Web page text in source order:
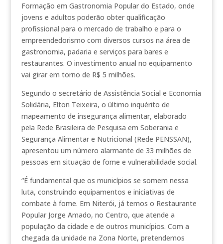
Formação em Gastronomia Popular do Estado, onde
jovens e adultos poderão obter qualificação
profissional para o mercado de trabalho e para o
empreendedorismo com diversos cursos na área de
gastronomia, padaria e serviços para bares e
restaurantes. O investimento anual no equipamento
vai girar em torno de R$ 5 milhões.
Segundo o secretário de Assistência Social e Economia
Solidária, Elton Teixeira, o último inquérito de
mapeamento de insegurança alimentar, elaborado
pela Rede Brasileira de Pesquisa em Soberania e
Segurança Alimentar e Nutricional (Rede PENSSAN),
apresentou um número alarmante de 33 milhões de
pessoas em situação de fome e vulnerabilidade social.
“É fundamental que os municípios se somem nessa
luta, construindo equipamentos e iniciativas de
combate à fome. Em Niterói, já temos o Restaurante
Popular Jorge Amado, no Centro, que atende a
população da cidade e de outros municípios. Com a
chegada da unidade na Zona Norte, pretendemos